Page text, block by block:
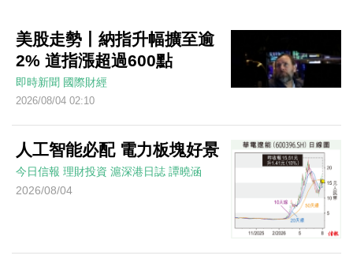
美股走勢丨納指升幅擴至逾
2% 道指漲超過600點
即時新聞 國際財經
2026/08/04 02:10
人工智能必配 電力板塊好景
今日信報 理財投資 滬深港日誌 譚曉涵
2026/08/04